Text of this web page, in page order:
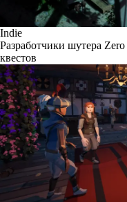
Indie
Разработчики шутера
квестов